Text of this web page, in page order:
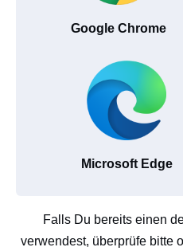
Google Chrome
Microsoft Edge
Falls Du bereits einen
verwendest, überprüfe bitte